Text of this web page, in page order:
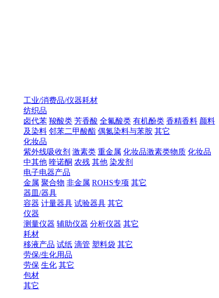
工业/消费品/仪器耗材
纺织品
卤代苯 羧酸类 芳香酸 全氟酸类 有机酚类 香精香料 颜料
及染料 邻苯二甲酸酯 偶氮染料与苯胺 其它
化妆品
紫外线吸收剂 激素类 重金属 化妆品激素类物质 化妆品
中其他 喹诺酮 农残 其他 染发剂
电子电器产品
金属 聚合物 非金属 ROHS专项 其它
器皿/器具
容器 计量器具 试验器具 其它
仪器
测量仪器 辅助仪器 分析仪器 其它
耗材
移液产品 试纸 滴管 塑料袋 其它
劳保/生化用品
劳保 生化 其它
包材
其它